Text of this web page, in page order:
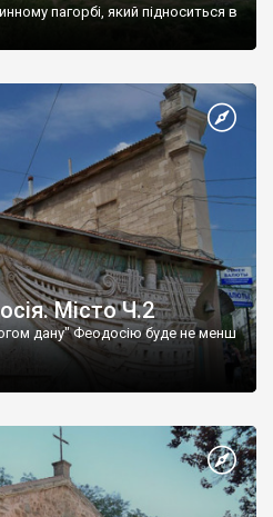
пагорбі, який підноситься в
Місто Ч.2
дану" Феодосію буде не менш